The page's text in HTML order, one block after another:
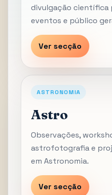
divulgação científica
eventos e público
Ver secção
ASTRONOMIA
Astro
Observações,
astrofotografia e
em Astronomia.
Ver secção